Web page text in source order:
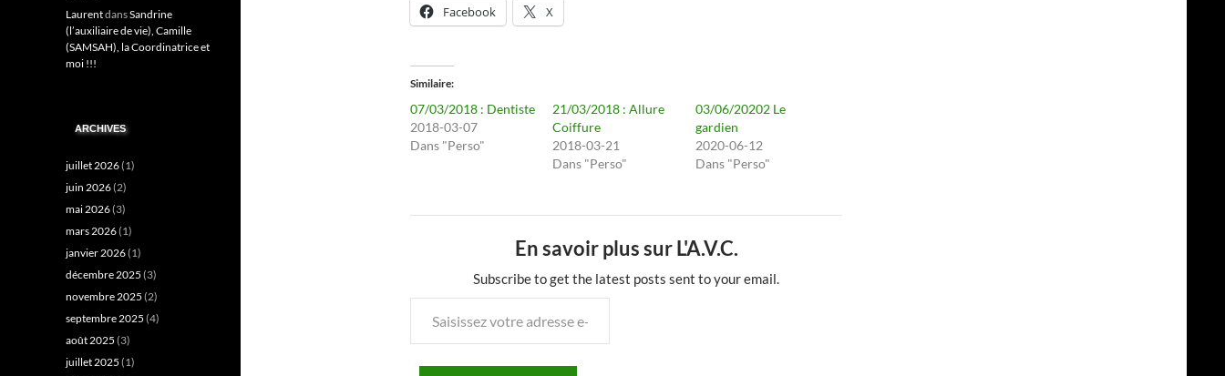
Facebook X
Similaire
07/03/2018 : Dentiste
2018-03-07
Dans "Perso"
21/03/2018 : Allure
Coiffure
2018-03-21
Dans "Perso"
03/06/20202 Le
gardien
2020-06-12
Dans "Perso"
En savoir plus sur L'A.V.C.
Subscribe to get the latest posts sent to your email.
votre
LaurentdansSandrine
(l’auxiliaire de vie), Camille
(SAMSAH), la Coordinatrice et
moi !!!
ARCHIVES
juillet 2026(1)
juin 2026(2)
mai 2026(3)
mars 2026(1)
janvier 2026(1)
décembre 2025 (3)
novembre 2025 (2)
septembre 2025 (4)
août 2025 (3)
juillet 2025 (1)